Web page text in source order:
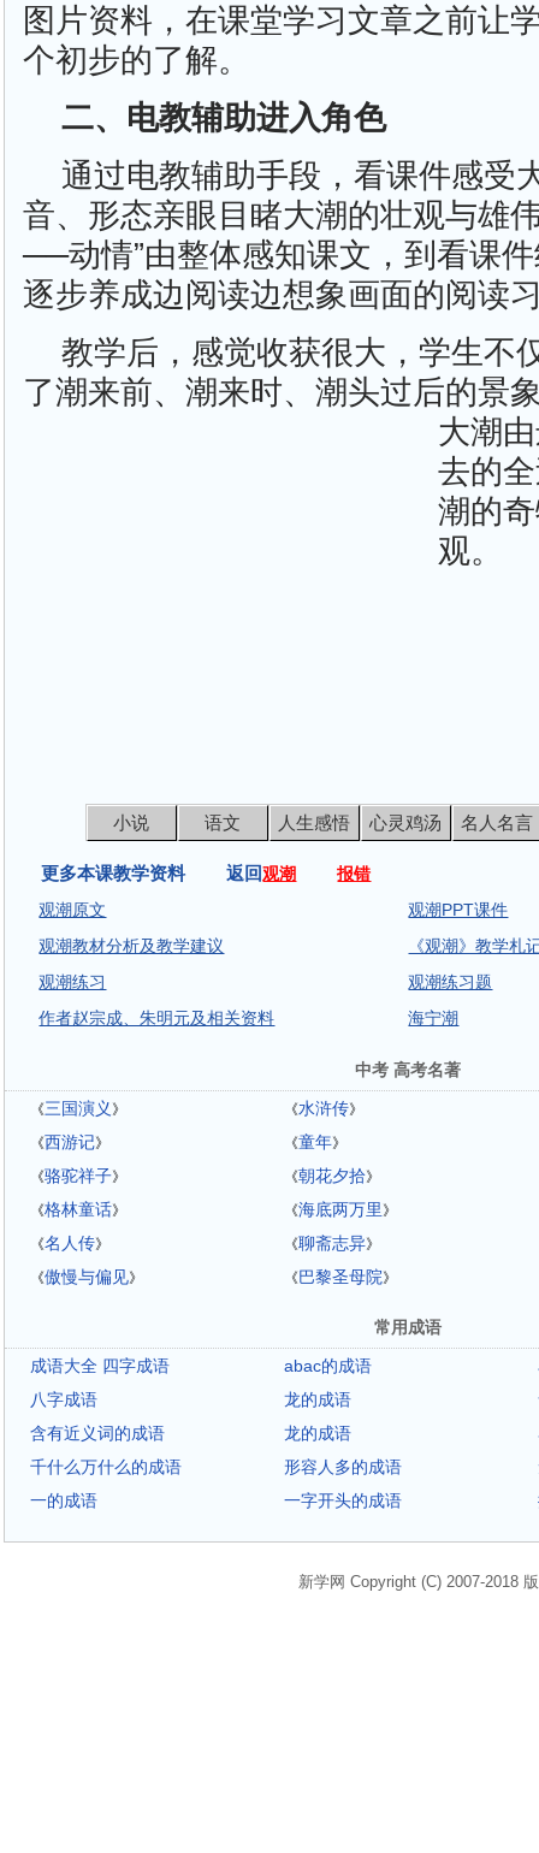
图片资料，在课堂学习文章之前让
个初步的了解。
二、电教辅助进入角色
通过电教辅助手段，看课件感受
音、形态亲眼目睹大潮的壮观与雄
──动情”由整体感知课文，到看课
逐步养成边阅读边想象画面的阅读
教学后，感觉收获很大，学生不
了潮来前、潮来时、潮头过后的景
大潮
去的
潮的
观。
小说 语文 人生感悟 心灵鸡汤 名人名言
更多本课教学资料 返回观潮
报错
观潮原文
观潮PPT课件
观潮教材分析及教学建议
《观潮》教学札
观潮练习
观潮练习题
作者赵宗成、朱明元及相关资料
海宁潮
中考 高考名著
《三国演义 》 《水浒传》
《西游记》 《童年》
《骆驼祥子》 《朝花夕拾》
《格林童话》 《海底两万里 》
《名人传》 《聊斋志异》
《傲慢与偏见》 《巴黎圣母院》
常用成语
成语大全 四字成语
abac的成语
八字成语
龙的成语
含有近义词的成语
龙的成语
千什么万什么的成语
形容人多的成语
一的成语
一字开头的成语
新学网 Copyright (C) 2007-2018